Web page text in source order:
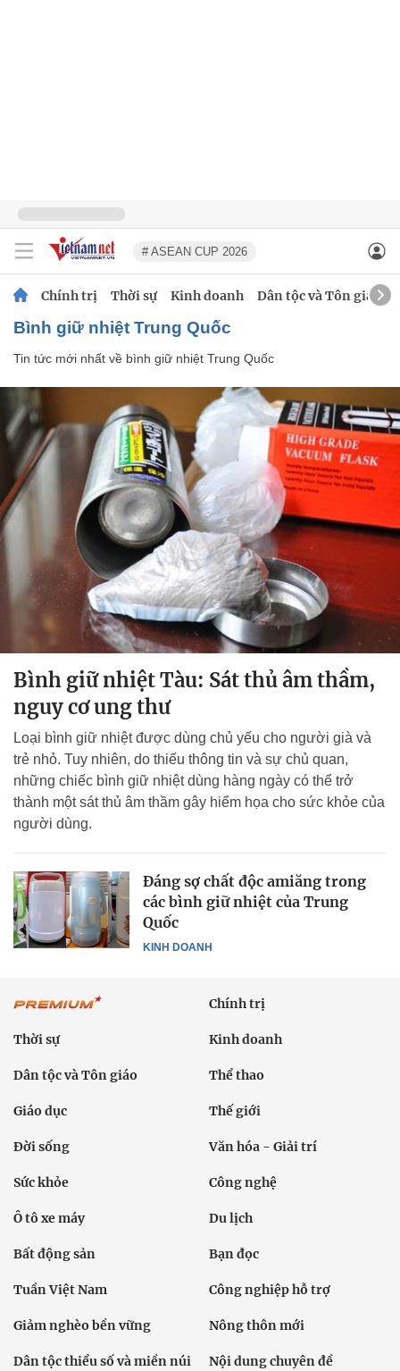
# ASEAN CUP 2026
Chính trị Thời sự Kinh doanh Dân tộc và Tôn giáo
bình giữ nhiệt Trung Quốc
Tin tức mới nhất về bình giữ nhiệt Trung Quốc
Bình giữ nhiệt Tàu: Sát thủ âm thầm,
nguy cơ ung thư
Loại bình giữ nhiệt được dùng chủ yếu cho người già và
trẻ nhỏ. Tuy nhiên, do thiếu thông tin và sự chủ quan,
những chiếc bình giữ nhiệt dùng hàng ngày có thể trở
thành một sát thủ âm thầm gây hiểm họa cho sức khỏe của
người dùng.
KINH DOANH
Đáng sợ chất độc amiăng trong
các bình giữ nhiệt của Trung
Quốc
Chính trị
Thời sự Kinh doanh
Dân tộc và Tôn giáo Thể thao
Giáo dục Thế giới
Đời sống Văn hóa - Giải trí
Sức khỏe Công nghệ
Ô tô xe máy Du lịch
Bất động sản Bạn đọc
Tuần Việt Nam Công nghiệp hỗ trợ
Giảm nghèo bền vững Nông thôn mới
Dân tộc thiểu số và miền núi Nội dung chuyên đề